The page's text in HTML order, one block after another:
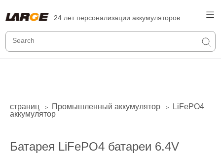
24 лет персонализации аккумуляторов
страниц > Промышленный аккумулятор >
LiFePO4
аккумулятор
Батарея LiFePO4 батареи 6.4V